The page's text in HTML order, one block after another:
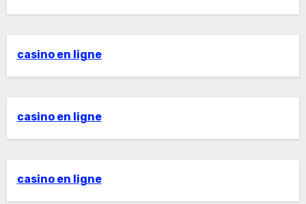
casino en ligne
casino en ligne
casino en ligne